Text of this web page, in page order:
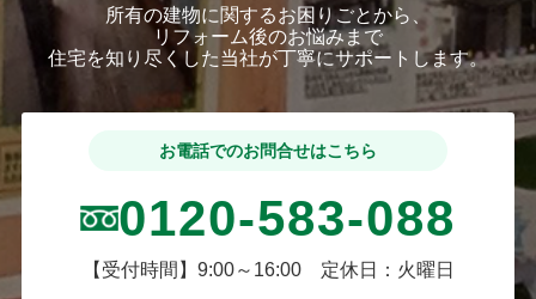
所有の建物に関するお困りごとから、
リフォーム後のお悩みまで
住宅を知り尽くした当社が丁寧にサポートします。
お電話でのお問合せはこちら
0120-583-088
【受付時間】9:00～16:00 定休日：火曜日